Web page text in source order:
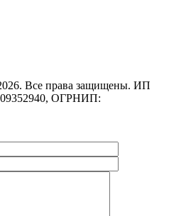
Все права защищены. ИП
ОГРНИП: